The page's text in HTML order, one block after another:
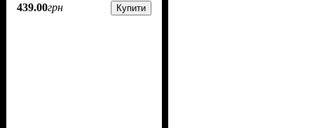
439.00грн Купити